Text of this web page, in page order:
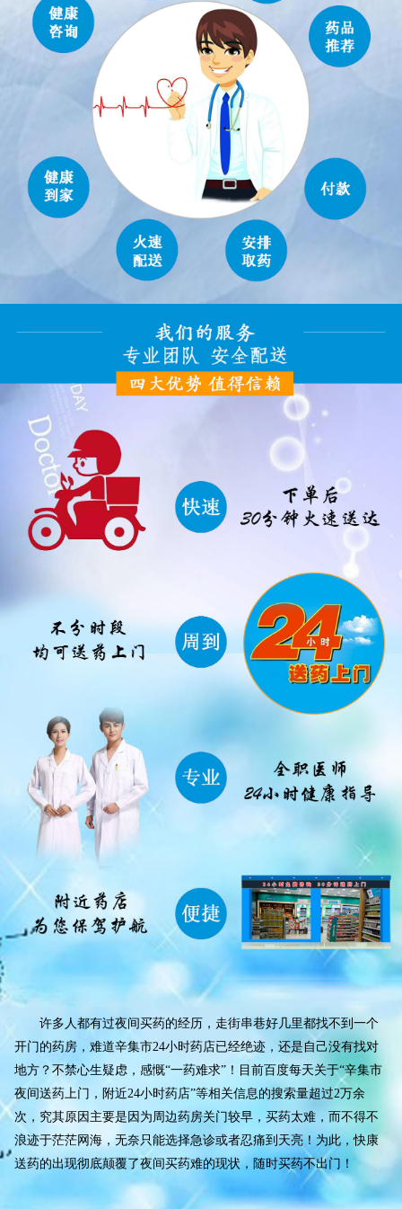
许多人都有过夜间买药的经历，走街串巷好几里都找不到一个
开门的药房，难道辛集市24小时药店已经绝迹，还是自己没有找对
地方？不禁心生疑虑，感慨“一药难求”！目前百度每天关于“辛集市
夜间送药上门，附近24小时药店”等相关信息的搜索量超过2万余
次，究其原因主要是因为周边药房关门较早，买药太难，而不得不
浪迹于茫茫网海，无奈只能选择急诊或者忍痛到天亮！为此，快康
送药的出现彻底颠覆了夜间买药难的现状，随时买药不出门！